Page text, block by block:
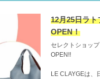
12月25日ラ
OPEN！
セレクトショッ
OPEN!!
LE CLAYGEは、